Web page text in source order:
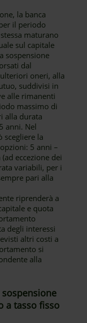
la banca
il periodo
maturano
sul capitale
sospensione
dal
oneri, alla
suddivisi in
alle rimanenti
massimo di
alla durata
anni. Nel
scegliere la
5 anni –
eccezione dei
variabili, per i
pari alla
riprenderà a
e quota
degli interessi
altri costi a
si
alla
a tasso fisso